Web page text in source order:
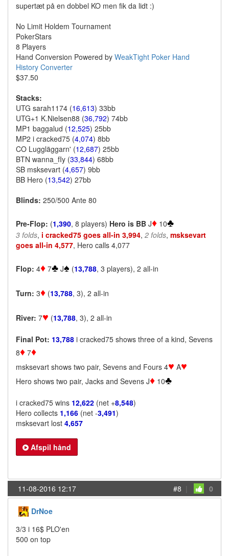
supertæt på en dobbel KO men fik da lidt :)
No Limit Holdem Tournament
PokerStars
8 Players
Hand Conversion Powered by WeakTight Poker Hand
History Converter
$37.50
Stacks:
UTG sarah1174 (16,613) 33bb
UTG+1 K.Nielsen88 (36,792) 74bb
MP1 baggalud (12,525) 25bb
MP2 i cracked75 (4,074) 8bb
CO Luggläggarn' (12,687) 25bb
BTN wanna_fIy (33,844) 68bb
SB msksevart (4,657) 9bb
BB Hero (13,542) 27bb
Blinds: 250/500 Ante 80
Pre-Flop: (1,390, 8 players) Hero is BB J♦ 10♣
3 folds, i cracked75 goes all-in 3,994, 2 folds, msksevart
goes all-in 4,577, Hero calls 4,077
Flop: 4♦ 7♣ J♠ (13,788, 3 players), 2 all-in
Turn: 3♦ (13,788, 3), 2 all-in
River: 7♥ (13,788, 3), 2 all-in
Final Pot: 13,788 i cracked75 shows three of a kind, Sevens
8♦ 7♦
msksevart shows two pair, Sevens and Fours 4♥ A♥
Hero shows two pair, Jacks and Sevens J♦ 10♣
i cracked75 wins 12,622 (net +8,548)
Hero collects 1,166 (net -3,491)
msksevart lost 4,657
Afspil hånd
11-08-2016 12:17 #8 | 0
DrNoe
3/3 i 16$ PLO'en
500 on top